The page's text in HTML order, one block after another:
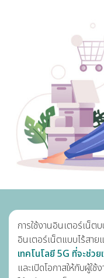
การใช้งานอินเตอร์เน็ต
อินเตอร์เน็ตแบบไร้สาย
เทคโนโลยี 5G ที่จะช่ว
และเปิดโอกาสให้กับผู้ใ